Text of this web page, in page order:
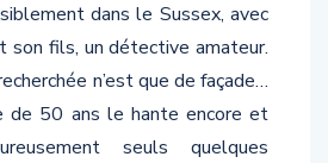
dans le Sussex, avec
son fils, un détective amateur.
n’est que de façade…
de 50 ans le hante encore et
seuls quelques